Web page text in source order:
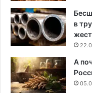
в
А